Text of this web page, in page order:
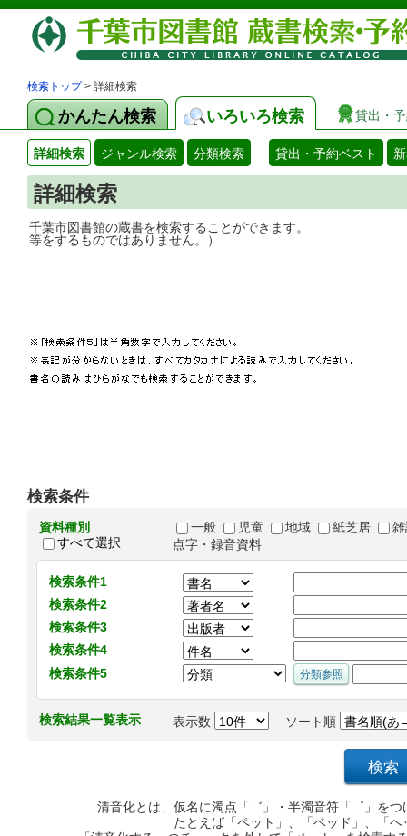
検索トップ> 詳細検索
かんたん検索 いろいろ検索 貸出・
詳細検索 ジャンル検索 分類検索 貸出・予約ベスト
詳細検索
千葉市図書館の蔵書を検索することがで
等をするものではありません。）
検索条件
資料種別
すべて選択
一般 児童 地域 紙芝居
点字・録音資料
検索条件1
検索条件2
検索条件3
検索条件4
検索条件5
検索結果一覧表示 表示数 ソート順
清音化とは、仮名に濁点「゛」・半濁音符「゜」を
たとえば「ペット」、「ベッド」、「